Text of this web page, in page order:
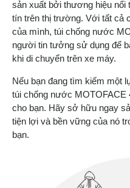
sản xuất bởi thương hiệu nổi
tín trên thị trường. Với tất cả
của mình, túi chống nước
người tin tưởng sử dụng để
khi di chuyển trên xe máy.
Nếu bạn đang tìm kiếm một
túi chống nước MOTOFACE
cho bạn. Hãy sở hữu ngay
tiện lợi và bền vững của nó
bạn.